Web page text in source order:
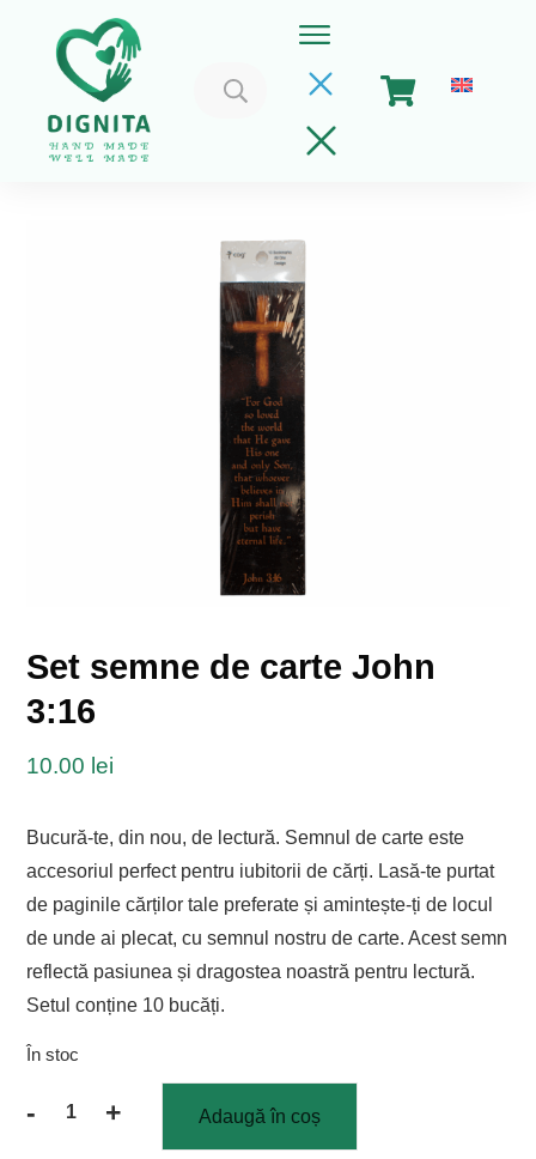
Caută
după:
Set semne de carte John
3:16
10.00 lei
Bucură-te, din nou, de lectură. Semnul de carte este
accesoriul perfect pentru iubitorii de cărți. Lasă-te purtat
de paginile cărților tale preferate și amintește-ți de locul
de unde ai plecat, cu semnul nostru de carte. Acest semn
reflectă pasiunea și dragostea noastră pentru lectură.
Setul conține 10 bucăți.
În stoc
-
Cantitate + Adaugă în coș